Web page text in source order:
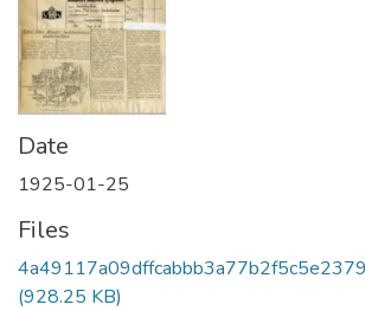
Date
1925-01-25
Files
(928.25 KB)